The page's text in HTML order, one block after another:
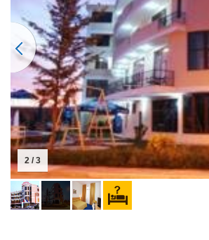
2 / 3